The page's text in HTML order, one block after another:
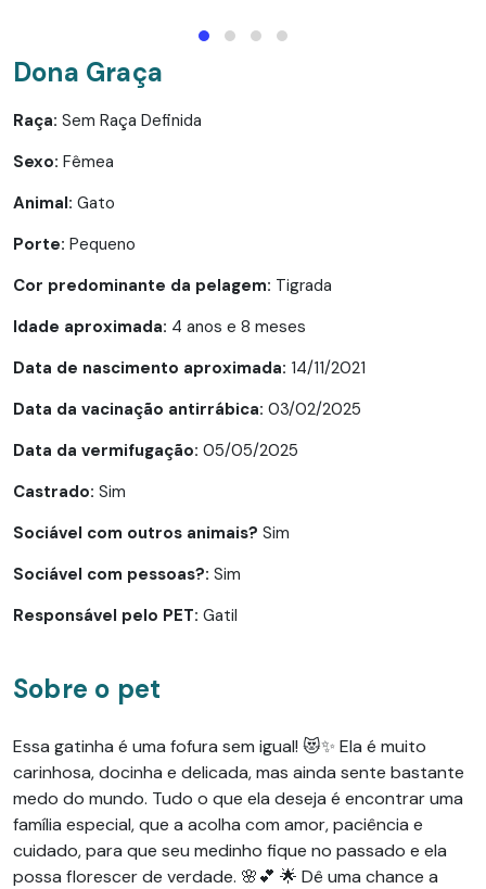
Dona Graça
Raça: Sem Raça Definida
Sexo: Fêmea
Animal: Gato
Porte: Pequeno
Cor predominante da pelagem: Tigrada
Idade aproximada: 4 anos e 8 meses
Data de nascimento aproximada: 14/11/2021
Data da vacinação antirrábica: 03/02/2025
Data da vermifugação: 05/05/2025
Castrado: Sim
Sociável com outros animais? Sim
Sociável com pessoas?: Sim
Responsável pelo PET: Gatil
Sobre o pet
Essa gatinha é uma fofura sem igual! 😻✨ Ela é muito
carinhosa, docinha e delicada, mas ainda sente bastante
medo do mundo. Tudo o que ela deseja é encontrar uma
família especial, que a acolha com amor, paciência e
cuidado, para que seu medinho fique no passado e ela
possa florescer de verdade. 🌸💕 🌟 Dê uma chance a